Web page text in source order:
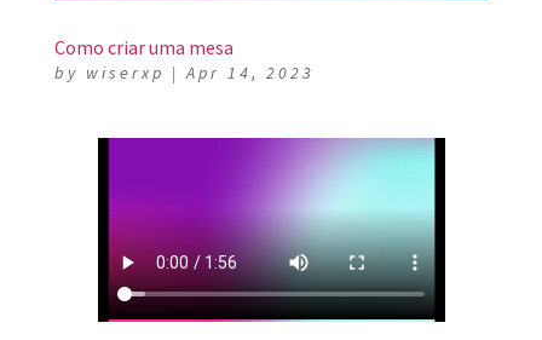
Como criar uma mesa
by wiserxp |Apr 14, 2023